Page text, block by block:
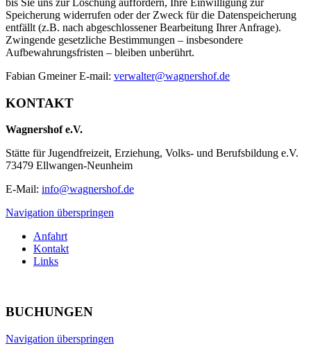
bis Sie uns zur Löschung auffordern, Ihre Einwilligung zur
Speicherung widerrufen oder der Zweck für die Datenspeicherung
entfällt (z.B. nach abgeschlossener Bearbeitung Ihrer Anfrage).
Zwingende gesetzliche Bestimmungen – insbesondere
Aufbewahrungsfristen – bleiben unberührt.
Fabian Gmeiner E-mail: verwalter@wagnershof.de
KONTAKT
Wagnershof e.V.
Stätte für Jugendfreizeit, Erziehung, Volks- und Berufsbildung e.V.
73479 Ellwangen-Neunheim
E-Mail: info@wagnershof.de
Navigation überspringen
Anfahrt
Kontakt
Links
BUCHUNGEN
Navigation überspringen